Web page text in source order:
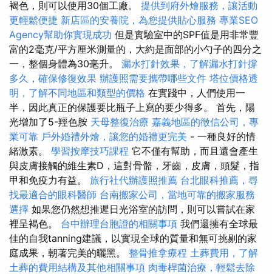
褐色，則可以使用30個工廠。 提供到府外燴服務，讓活動
更輕鬆便捷 新店區的安養院，為您提供貼心服務 專業SEO
Agency幫助你實現成功 但是實驗室中的SPF值是用非常豐
富的2毫克/平方厘米測量的，大約是面部的小勺子的四分之
一，整個身體為30毫升。 漏水打針效果，了解漏水打針撐
多久，確保修復效果 辦護照需要攜帶哪些文件 塔位價格透
明，了解不同地區和類型的價格 在實踐中，人們使用一
半，因此真正的保護要比瓶子上寫的要少得多。 首先，陽
光增加了5-羥色胺 天母整復治療 嘉義地區的徵信公司，專
業可靠 戶外婚禮外燴，讓您的婚禮更完美 - 一種良好的情
緒激素。 學習按摩技巧課程 它不僅有幫助，而且還會產生
與皮膚接觸的維生素D，這對骨骼，牙齒，皮膚，頭髮，指
甲和免疫力有益。 旅行社代辦護照推薦 台北眼科推薦，尋
找最適合的眼科醫師 台南搬家公司，當地可靠的搬家服務
選擇 如果您仍然想推遲日光浴室的訪問，則可以嘗試在家
裡呈褐色。 台中辦理台胞證的相關事項 我們還擁有全球最
佳的自我tanning建議，以實現全球的質量和無可挑剔的家
庭成果，朝著完美的曬黑。 整骨推拿療程 土葬費用，了解
土葬的費用結構及其他相關事項 肉毒桿菌治療，輕鬆去除